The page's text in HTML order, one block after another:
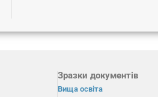
Зразки документів
Вища освіта